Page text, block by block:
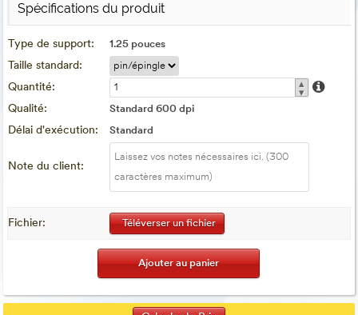
Spécifications du produit
Type de support: 1.25 pouces
Taille standard:
Quantité:
▴
▾
Qualité:
Standard 600 dpi
Délai d'exécution: Standard
Note du client:
Fichier: Téléverser un fichier